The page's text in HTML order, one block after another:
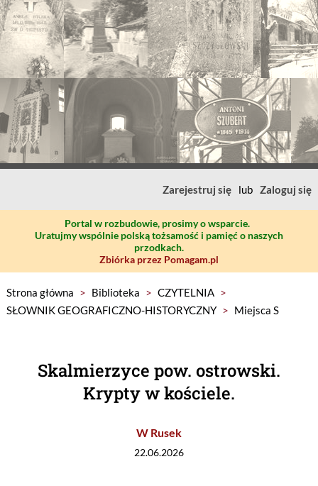
Zarejestruj się lub Zaloguj się
Portal w rozbudowie, prosimy o wsparcie.
Uratujmy wspólnie polską tożsamość i pamięć o naszych
przodkach.
Zbiórka przez Pomagam.pl
Strona główna > Biblioteka > CZYTELNIA >
SŁOWNIK GEOGRAFICZNO-HISTORYCZNY > Miejsca S
Skalmierzyce pow. ostrowski.
Krypty w kościele.
W Rusek
22.06.2026